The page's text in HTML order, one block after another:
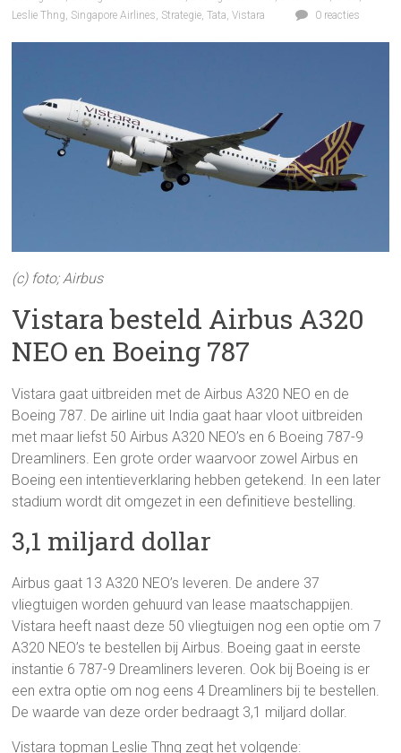
Leslie Thng, Singapore Airlines, Strategie,Tata,Vistara 0 reacties
(c) foto; Airbus
Vistara besteld Airbus A320
NEO en Boeing 787
Vistara gaat uitbreiden met de Airbus A320 NEO en de
Boeing 787. De airline uit India gaat haar vloot uitbreiden
met maar liefst 50 Airbus A320 NEO’s en 6 Boeing 787-9
Dreamliners. Een grote order waarvoor zowel Airbus en
Boeing een intentieverklaring hebben getekend. In een later
stadium wordt dit omgezet in een definitieve bestelling.
3,1 miljard dollar
Airbus gaat 13 A320 NEO’s leveren. De andere 37
vliegtuigen worden gehuurd van lease maatschappijen.
Vistara heeft naast deze 50 vliegtuigen nog een optie om 7
A320 NEO’s te bestellen bij Airbus. Boeing gaat in eerste
instantie 6 787-9 Dreamliners leveren. Ook bij Boeing is er
een extra optie om nog eens 4 Dreamliners bij te bestellen.
De waarde van deze order bedraagt 3,1 miljard dollar.
Vistara topman Leslie Thng zegt het volgende: